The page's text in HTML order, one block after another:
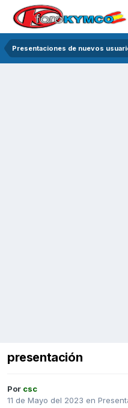
Presentaciones de nuevos
presentación
Por csc
11 de Mayo del 2023 en